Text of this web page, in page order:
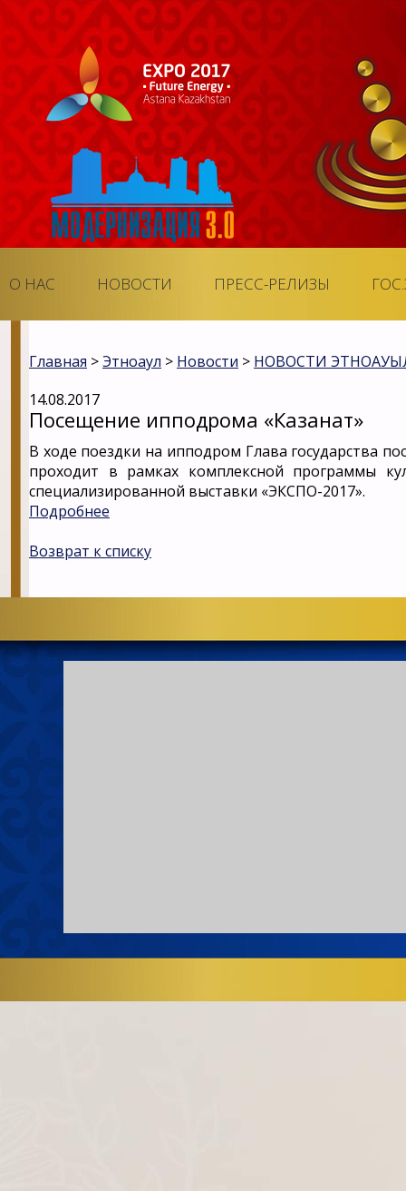
О НАС НОВОСТИ ПРЕСС-РЕЛИЗЫ
Главная >Этноаул > Новости > НОВОСТИ
14.08.2017
Посещение ипподрома «Казанат»
В ходе поездки на ипподром Глава государства
проходит в рамках комплексной программы
специализированной выставки «ЭКСПО-2017».
Подробнее
Возврат к списку